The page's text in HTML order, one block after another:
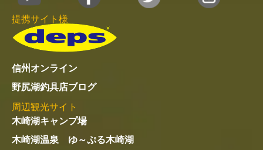
提携サイト様
信州オンライン
野尻湖釣具店ブログ
周辺観光サイト
木崎湖キャンプ場
木崎湖温泉 ゆ～ぷる木崎湖